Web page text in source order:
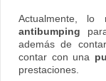
Actualmente,
antibumping
además de
contar con una
prestaciones.